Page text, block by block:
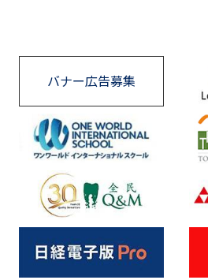
バナー広告募集